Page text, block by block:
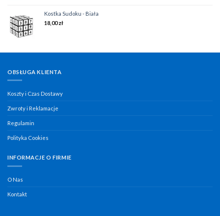
Kostka Sudoku - Biała
18,00zł
OBSŁUGA KLIENTA
Koszty i Czas Dostawy
Zwroty i Reklamacje
Regulamin
Polityka Cookies
INFORMACJE O FIRMIE
O Nas
Kontakt